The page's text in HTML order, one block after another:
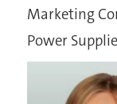
Marketing
Power